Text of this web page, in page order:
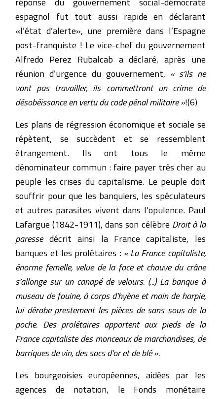
espagnol fut tout aussi rapide en déclarant
«l’état d’alerte», une première dans l’Espagne
post-franquiste ! Le vice-chef du gouvernement
Alfredo Perez Rubalcab a déclaré, après une
réunion d’urgence du gouvernement, « s’ils ne
vont pas travailler, ils commettront un crime de
désobéissance en vertu du code pénal militaire »!(6)
Les plans de régression économique et sociale se
répètent, se succèdent et se ressemblent
étrangement. Ils ont tous le même
dénominateur commun : faire payer très cher au
peuple les crises du capitalisme. Le peuple doit
souffrir pour que les banquiers, les spéculateurs
et autres parasites vivent dans l’opulence. Paul
Lafargue (1842-1911), dans son célèbre Droit à la
paressedécrit ainsi la France capitaliste, les
banques et les prolétaires : « La France capitaliste,
énorme femelle, velue de la face et chauve du crâne
s’allonge sur un canapé de velours. (...) La banque à
museau de fouine, à corps d’hyène et main de harpie,
lui dérobe prestement les pièces de sans sous de la
poche. Des prolétaires apportent aux pieds de la
France capitaliste des monceaux de marchandises, de
barriques de vin, des sacs d’or et de blé ».
Les bourgeoisies européennes, aidées par les
agences de notation, le Fonds monétaire